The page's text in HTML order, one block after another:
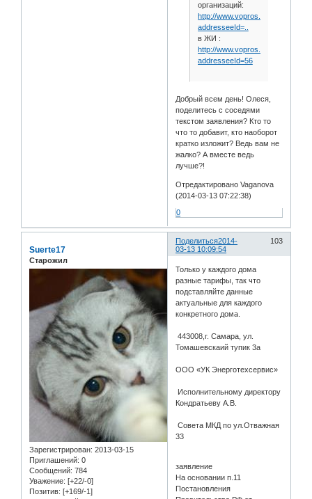
организаций:
http://www.vopros.samregion.ru/
addresseeId=..
в ЖИ :
http://www.vopros.samregion.ru/
addresseeId=56
Добрый всем день! Олеся,
поделитесь с соседями
текстом заявления? Кто то
что то добавит, кто наоборот
кратко изложит? Ведь вам не
жалко? А вместе ведь
лучше?!
Отредактировано Vaganova
(2014-03-13 07:22:38)
0
Поделиться 103
2014-
03-13 10:09:54
Suerte17
Старожил
Зарегистрирован: 2013-03-15
Приглашений: 0
Сообщений: 784
Уважение: [+22/-0]
Позитив: [+169/-1]
Только у каждого дома
разные тарифы, так что
подставляйте данные
актуальные для каждого
конкретного дома.
443008,г. Самара, ул.
Томашевскаий тупик 3а
ООО «УК Энерготехсервис»
Исполнительному директору
Кондратьеву А.В.
Совета МКД по ул.Отважная
33
заявление
На основании п.11
Постановления